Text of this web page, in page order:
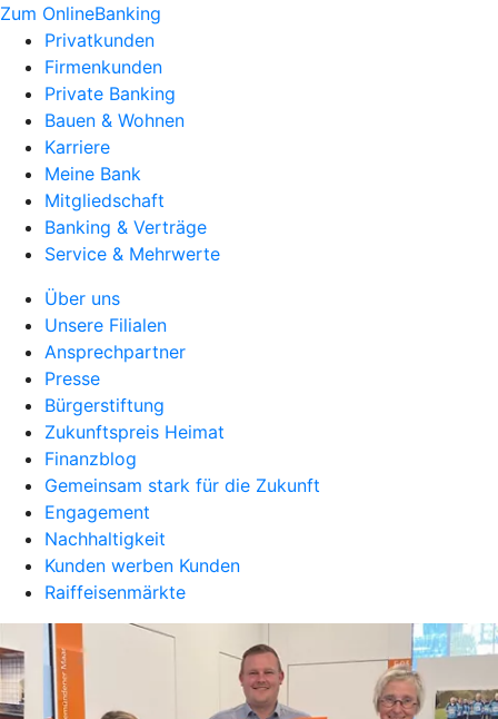
Zum OnlineBanking
Privatkunden
Firmenkunden
Private Banking
Bauen & Wohnen
Karriere
Meine Bank
Mitgliedschaft
Banking & Verträge
Service & Mehrwerte
Über uns
Unsere Filialen
Ansprechpartner
Presse
Bürgerstiftung
Zukunftspreis Heimat
Finanzblog
Gemeinsam stark für die Zukunft
Engagement
Nachhaltigkeit
Kunden werben Kunden
Raiffeisenmärkte